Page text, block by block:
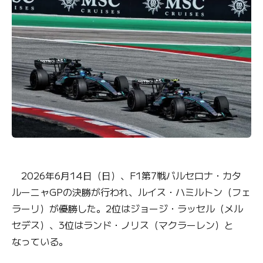
2026年6月14日（日）、F1第7戦バルセロナ・カタ
ルーニャGPの決勝が行われ、ルイス・ハミルトン（フェ
ラーリ）が優勝した。2位はジョージ・ラッセル（メル
セデス）、3位はランド・ノリス（マクラーレン）と
なっている。